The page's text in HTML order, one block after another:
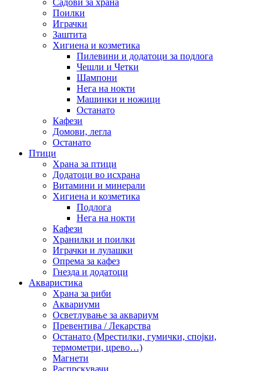
Поилки
Играчки
Заштита
Хигиена и козметика
Пилевини и додатоци за подлога
Чешли и Четки
Шампони
Нега на нокти
Машинки и ножици
Останато
Кафези
Домови, легла
Останато
Птици
Храна за птици
Додатоци во исхрана
Витамини и минерали
Хигиена и козметика
Подлога
Нега на нокти
Кафези
Хранилки и поилки
Играчки и лулашки
Опрема за кафез
Гнезда и додатоци
Акваристика
Храна за риби
Аквариуми
Осветлување за аквариум
Превентива / Лекарства
Останато (Мрестилки, гумички, спојки,
термометри, црево…)
Магнети
Распрскувачи